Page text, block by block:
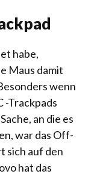
habe,
Maus damit
wenn
-Trackpads
an die es
war das Off-
sich auf den
hat das